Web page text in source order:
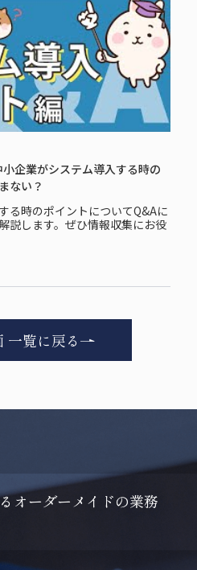
小企業がシステム導入する時の
ない？
る時のポイントについてQ&Aに
説します。ぜひ情報収集にお役
一覧に戻る
るオーダーメ イ ドの業務